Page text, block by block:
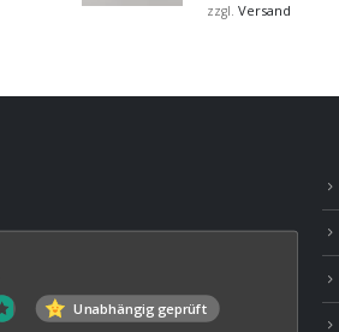
zzgl. Versand
Unabhängig geprüft